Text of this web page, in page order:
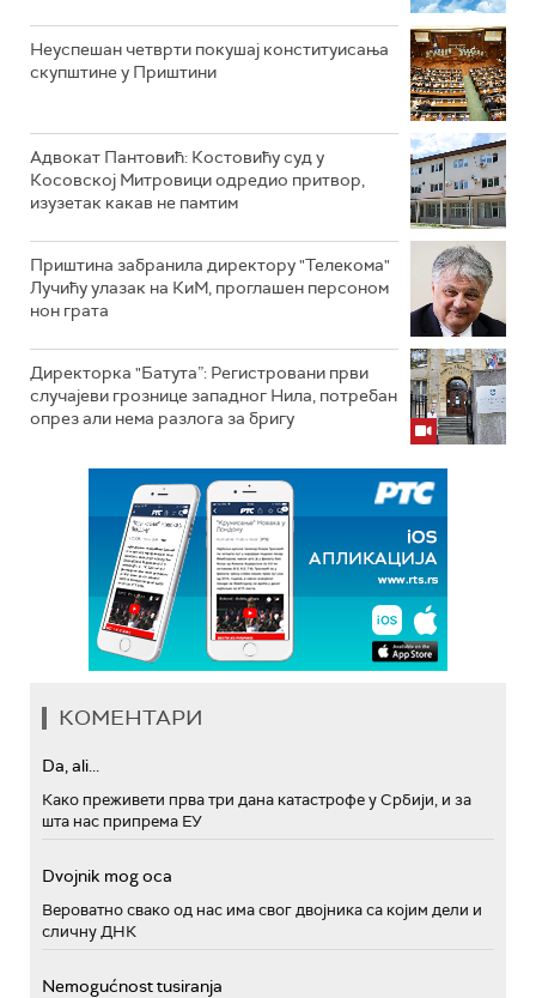
Неуспешан четврти покушај конституисања
скупштине у Приштини
Адвокат Пантовић: Костовићу суд у
Косовској Митровици одредио притвор,
изузетак какав не памтим
Приштина забранила директору "Телекома"
Лучићу улазак на КиМ, проглашен персоном
нон грата
Директорка "Батута”: Регистровани први
случајеви грознице западног Нила, потребан
опрез али нема разлога за бригу
КОМЕНТАРИ
Da, ali...
Како преживети прва три дана катастрофе у Србији, и за
шта нас припрема ЕУ
Dvojnik mog oca
Вероватно свако од нас има свог двојника са којим дели и
сличну ДНК
Nemogućnost tusiranja